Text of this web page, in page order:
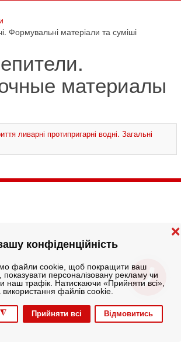
конфіденційність
файли cookie, щоб покращити ваш
показувати персоналізовану рекламу чи
наш трафік. Натискаючи «Прийняти всі»,
використання файлів cookie.
◮ Прийняти всі Відмовитись
❌
Формувальні матеріали та суміші
материалы
ливарні протипригарні водні. Загальні